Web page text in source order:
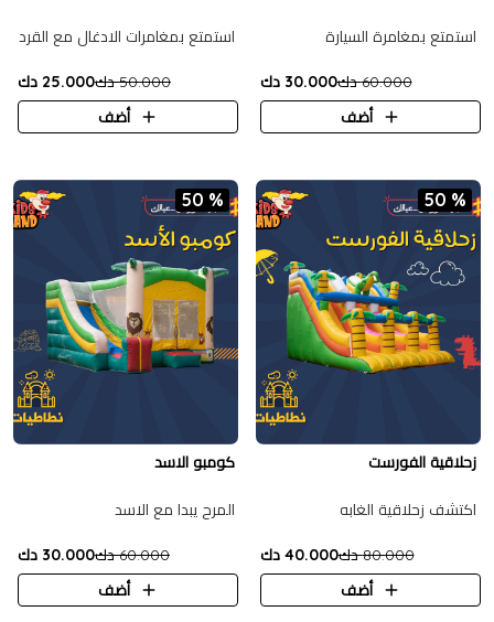
استمتع بمغامرة السيارة
60.000 دك
30.000 دك
أضف
استمتع بمغامرات الادغال مع القرد
50.000 دك
25.000 دك
أضف
50 %
زحلاقية الفورست
اكتشف زحلاقية الغابه
80.000 دك
40.000 دك
أضف
50 %
كومبو الاسد
المرح يبدا مع الاسد
60.000 دك
30.000 دك
أضف